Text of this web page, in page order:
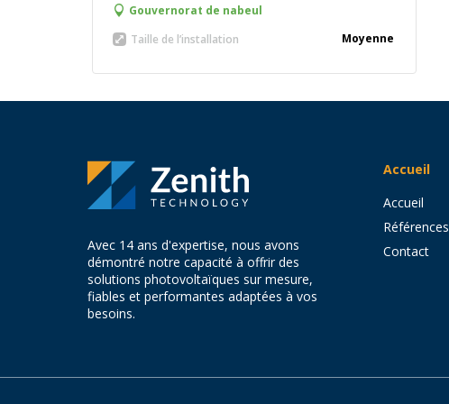
l’environnement.
Gouvernorat de nabeul
Taille de l’installation
Moyenne
Avec 14 ans d'expertise, nous avons
démontré notre capacité à offrir des
solutions photovoltaïques sur mesure,
fiables et performantes adaptées à vos
besoins.
Accueil
Accueil
Références
Contact